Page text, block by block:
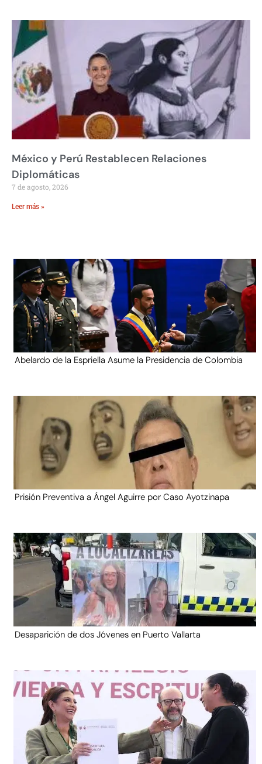
México y Perú Restablecen Relaciones
Diplomáticas
7 de agosto, 2026
Leer más »
Abelardo de la Espriella Asume la Presidencia de Colombia
Prisión Preventiva a Ángel Aguirre por Caso Ayotzinapa
Desaparición de dos Jóvenes en Puerto Vallarta